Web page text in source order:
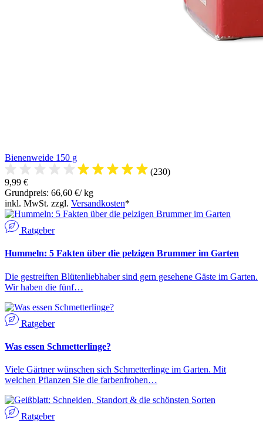
Bienenweide 150 g
(230)
9,99 €
Grundpreis: 66,60 €/ kg
inkl. MwSt. zzgl. Versandkosten*
Ratgeber
Hummeln: 5 Fakten über die pelzigen Brummer im Garten
Die gestreiften Blütenliebhaber sind gern gesehene Gäste im Garten.
Wir haben die fünf…
Ratgeber
Was essen Schmetterlinge?
Viele Gärtner wünschen sich Schmetterlinge im Garten. Mit
welchen Pflanzen Sie die farbenfrohen…
Ratgeber